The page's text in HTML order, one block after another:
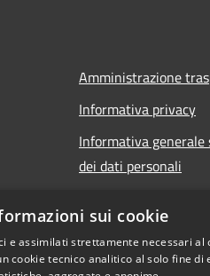
Amministrazione
Informativa privacy
Informativa
dei dati personali
sui cookie
e assimilati strettamente necessari
cookie tecnico analitico al solo fine